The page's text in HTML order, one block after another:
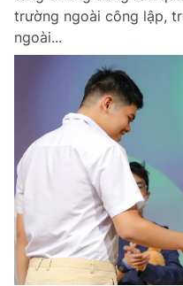
Đọc Thanh Niên trên
Theo dõi báo trên
Hotline
0906 645 777
Đặt báo Quảng cáo
Tổng biên tập: Nguyễn Ngọc
trường ngoài công lập,
ngoài...